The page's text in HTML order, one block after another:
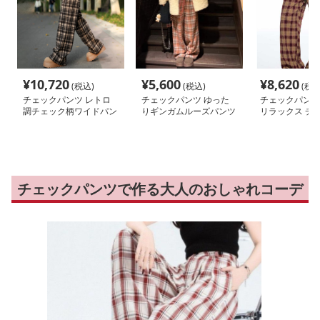
¥10,720(税込)
チェックパンツ レトロ
調チェック柄ワイドパン
¥5,600(税込)
チェックパンツ ゆった
りギンガムルーズパンツ
¥8,620(税
チェックパン
リラックス チ
チェックパンツで作る大人のおしゃれコーデ